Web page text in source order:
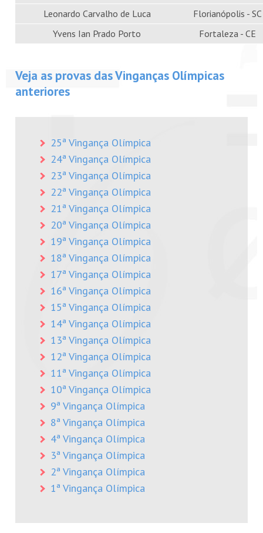
Leonardo Carvalho de Luca
Florianópolis - SC
Yvens Ian Prado Porto
Fortaleza - CE
Veja as provas das Vinganças Olímpicas
anteriores
25ª Vingança Olímpica
24ª Vingança Olímpica
23ª Vingança Olímpica
22ª Vingança Olímpica
21ª Vingança Olímpica
20ª Vingança Olímpica
19ª Vingança Olímpica
18ª Vingança Olímpica
17ª Vingança Olímpica
16ª Vingança Olímpica
15ª Vingança Olímpica
14ª Vingança Olímpica
13ª Vingança Olímpica
12ª Vingança Olímpica
11ª Vingança Olímpica
10ª Vingança Olímpica
9ª Vingança Olímpica
8ª Vingança Olímpica
4ª Vingança Olímpica
3ª Vingança Olímpica
2ª Vingança Olímpica
1ª Vingança Olímpica